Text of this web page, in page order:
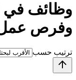
وظائف في
وفرص عمل
ترتيب حسب